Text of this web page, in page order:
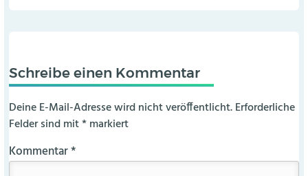
Schreibe einen Kommentar
Deine E-Mail-Adresse wird nicht veröffentlicht. Erforderliche
Felder sind mit*markiert
Kommentar*